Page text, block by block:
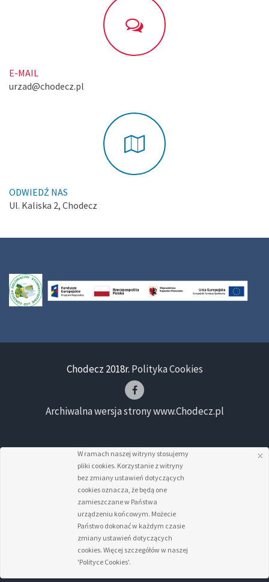
E-MAIL
urzad@chodecz.pl
ODWIEDŹ NAS
Ul. Kaliska 2, Chodecz
Chodecz 2018r. Polityka Cookies
Archiwalna wersja strony www.Chodecz.pl
W ramach naszej witryny stosujemy
pliki cookies. Korzystanie z witryny
bez zmiany ustawień dotyczących
cookies oznacza, że będą one
zamieszczane w Państwa
urządzeniu końcowym. Możecie
Państwo dokonać w każdym czasie
zmiany ustawień dotyczących
cookies. Więcej szczegółów w naszej
'Polityce Cookies'.